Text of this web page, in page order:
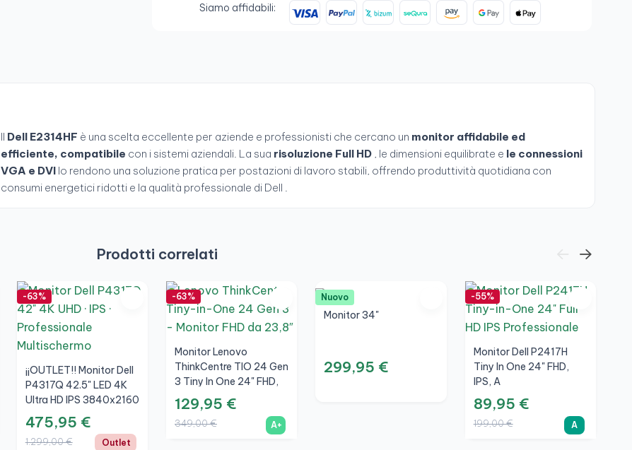
Siamo affidabili:
Il Dell E2314HF è una scelta eccellente per aziende e professionisti che cercano un monitor affidabile ed
efficiente, compatibile con i sistemi aziendali. La sua risoluzione Full HD, le dimensioni equilibrate e le connessioni
VGA e DVIlo rendono una soluzione pratica per postazioni di lavoro stabili, offrendo produttività quotidiana con
consumi energetici ridotti e la qualità professionale di Dell .
Prodotti correlati
-63%
¡¡OUTLET!! Monitor Dell
P4317Q 42.5" LED 4K
Ultra HD IPS 3840x2160
475,95 €
1.299,00 € Outlet
-63%
Monitor Lenovo
ThinkCentre TIO 24 Gen
3 Tiny In One 24" FHD,
A+
129,95 €
349,00 € A+
Nuovo
Monitor 34"
299,95 €
-55%
Monitor Dell P2417H
Tiny In One 24" FHD,
IPS, A
89,95 €
199,00 € A